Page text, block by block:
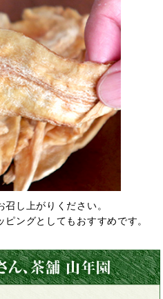
し上がりください。
ングとしてもおすすめです。